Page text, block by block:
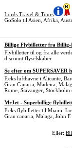
Lords Travel & Tours
GoSolo til Asien, Afrika,
Billige Flybilletter fra
Flybilletter til og fra alle
discount flyselskaber.
Se efter om
F.eks lufthavne i Alicante,
Gran Canaria, Madeira,
Rome, Stavanger, Stockholm
MrJet - Superbillige
F.eks flybilletter til Miami,
Gran canaria, Malaga, John
Eller: